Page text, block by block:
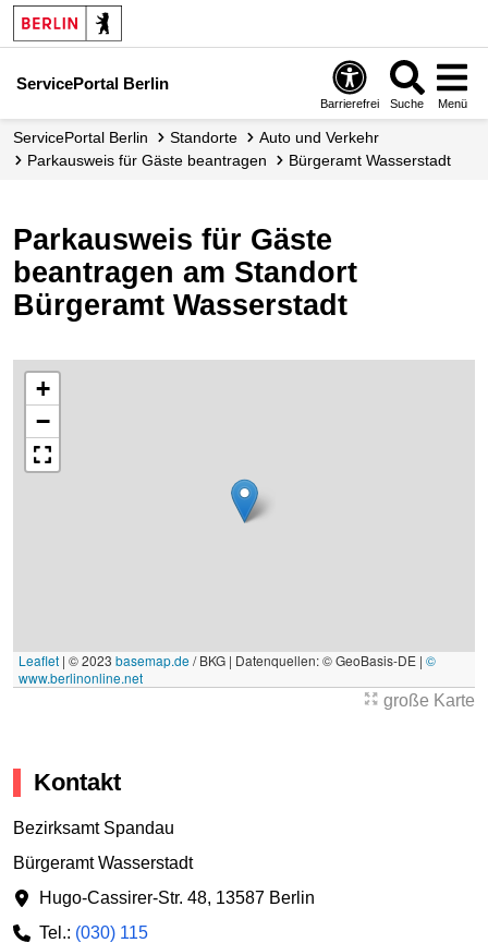
ServicePortal Berlin
Barrierefrei Suche Menü
ServicePortal Berlin Standorte
Auto und Verkehr
Parkausweis für Gäste beantragen
Bürgeramt Wasserstadt
Parkausweis für Gäste
beantragen am Standort
Bürgeramt Wasserstadt
+
−
Leaflet | © 2023 basemap.de/ BKG | Datenquellen: © GeoBasis-DE | ©
www.berlinonline.net
große Karte
Kontakt
Bezirksamt Spandau
Bürgeramt Wasserstadt
Hugo-Cassirer-Str. 48, 13587 Berlin
Tel.: (030) 115